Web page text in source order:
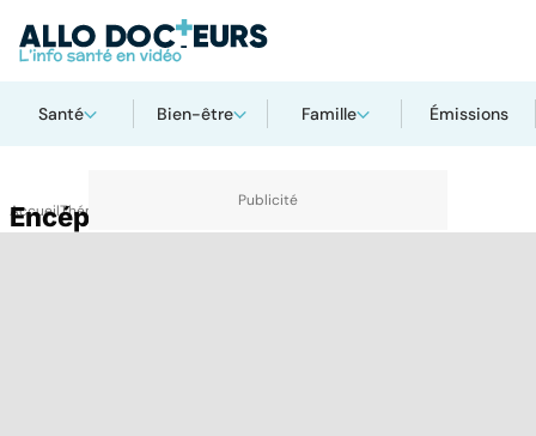
Santé Bien-être Famille Émissions
AccueilThématiques
Encéphalite